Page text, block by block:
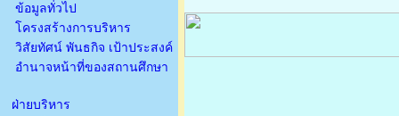
ข้อมูลทั่วไป
โครงสร้างการบริหาร
วิสัยทัศน์ พันธกิจ เป้าประสงค์
อำนาจหน้าที่ของสถานศึกษา
ฝ่ายบริหาร